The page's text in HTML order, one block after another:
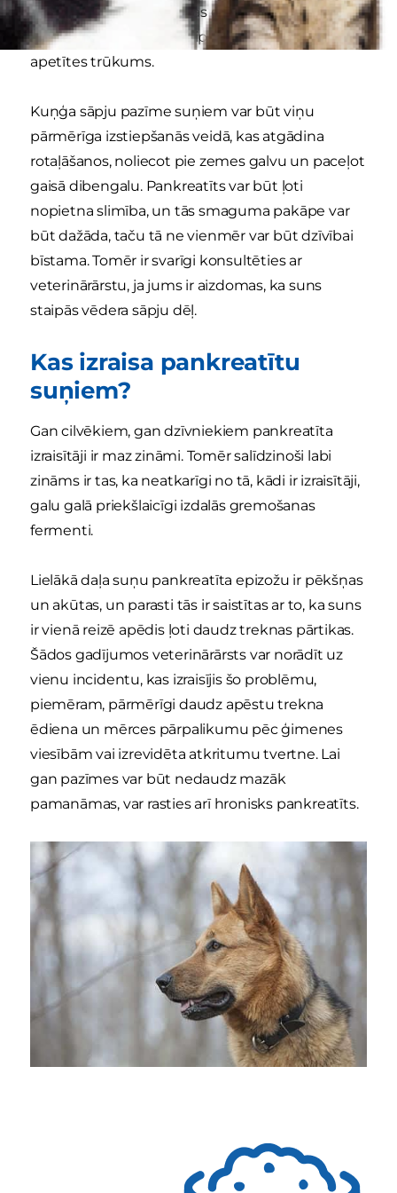
iekaisumam ir raksturīgas dažādas pazīmes un
simptomi, piemēram, stipras sāpes, vemšana un
apetītes trūkums.
Kuņģa sāpju pazīme suņiem var būt viņu
pārmērīga izstiepšanās veidā, kas atgādina
rotaļāšanos, noliecot pie zemes galvu un paceļot
gaisā dibengalu. Pankreatīts var būt ļoti
nopietna slimība, un tās smaguma pakāpe var
būt dažāda, taču tā ne vienmēr var būt dzīvībai
bīstama. Tomēr ir svarīgi konsultēties ar
veterinārārstu, ja jums ir aizdomas, ka suns
staipās vēdera sāpju dēļ.
Kas izraisa pankreatītu
suņiem?
Gan cilvēkiem, gan dzīvniekiem pankreatīta
izraisītāji ir maz zināmi. Tomēr salīdzinoši labi
zināms ir tas, ka neatkarīgi no tā, kādi ir izraisītāji,
galu galā priekšlaicīgi izdalās gremošanas
fermenti.
Lielākā daļa suņu pankreatīta epizožu ir pēkšņas
un akūtas, un parasti tās ir saistītas ar to, ka suns
ir vienā reizē apēdis ļoti daudz treknas pārtikas.
Šādos gadījumos veterinārārsts var norādīt uz
vienu incidentu, kas izraisījis šo problēmu,
piemēram, pārmērīgi daudz apēstu trekna
ēdiena un mērces pārpalikumu pēc ģimenes
viesībām vai izrevidēta atkritumu tvertne. Lai
gan pazīmes var būt nedaudz mazāk
pamanāmas, var rasties arī hronisks pankreatīts.